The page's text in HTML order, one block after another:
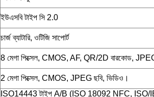
ইউএসবি টাইপ সি 2.0
চার্জ ব্যাটারি, ওটিজি সাপোর্ট
8 মেগা পিক্সেল, CMOS, AF, QR/2D বারকোড,
2 মেগা পিক্সেল, CMOS, JPEG ছবি, ভিডিও।
ISO14443 টাইপ A/B (ISO 18092 NFC,